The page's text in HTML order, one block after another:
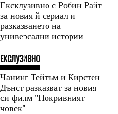
Ексклузивно с Робин Райт
за новия й сериал и
разказването на
универсални истории
ЕКСЛУЗИВНО
Чанинг Тейтъм и Кирстен
Дънст разказват за новия
си филм "Покривният
човек"